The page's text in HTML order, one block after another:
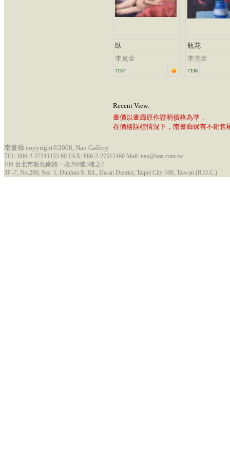
臥
李克全
7137
瓶花
李克全
7138
Recent View:
畫價以畫廊原作證明價格為準，
在價格誤植情況下，南畫廊保有不銷售
南畫廊 copyright©2008, Nan Gallery
TEL: 886-2-27511155 60 FAX: 886-2-27512460 Mail: nan@nan.com.tw
106 台北市敦化南路一段200號3樓之7
3F.-7, No.200, Sec. 1, Dunhua S. Rd., Da-an District, Taipei City 106, Taiwan (R.O.C.)